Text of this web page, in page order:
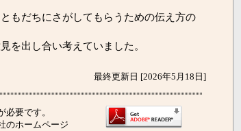
もだちにさがしてもらうための伝え方の
を出し合い考えていました。
最終更新日 [2026年5月18日]
必要です。
のホームページ